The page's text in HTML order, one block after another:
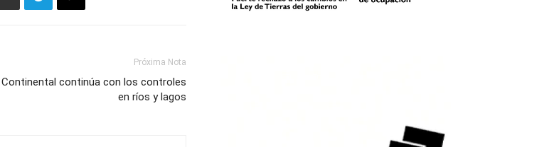
Próxima Nota
continúa con los controles
en ríos y lagos